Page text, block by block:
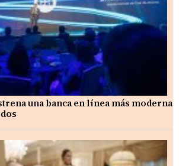
una banca en línea más moderna